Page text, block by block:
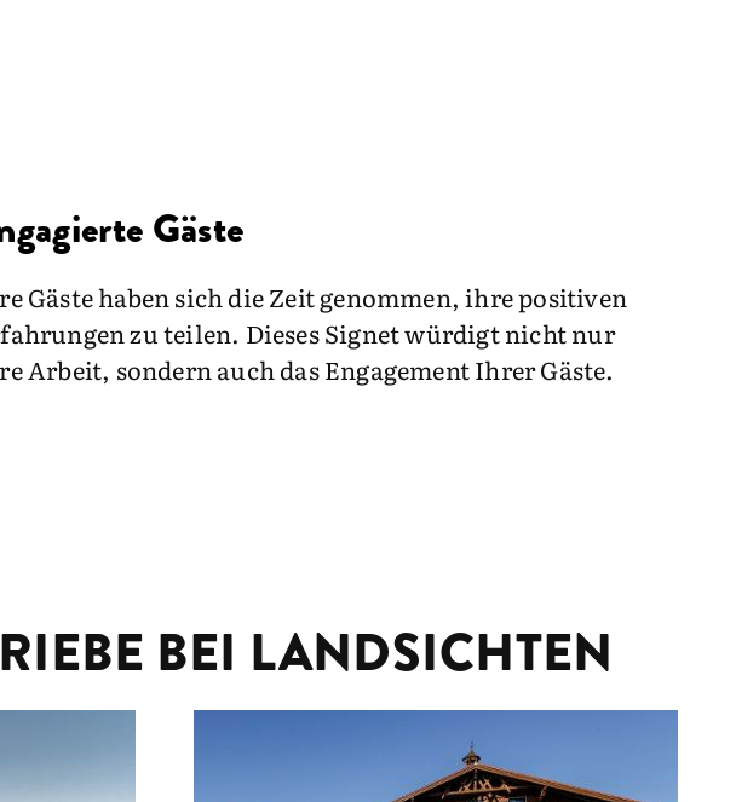
Gäste
Gäste haben sich die Zeit genommen, ihre positiven
zu teilen. Dieses Signet würdigt nicht nur
Arbeit, sondern auch das Engagement Ihrer Gäste.
BEI LANDSICHTEN